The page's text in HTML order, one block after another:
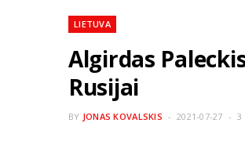
LIETUVA
Algirdas
Rusijai
BY JONAS KOVALSKIS 2021-07-27 3